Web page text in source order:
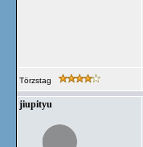
Törzstag
jiupityu